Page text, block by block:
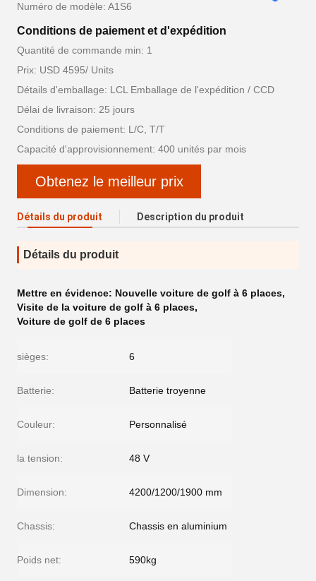
Numéro de modèle: A1S6
Conditions de paiement et d'expédition
Quantité de commande min: 1
Prix: USD 4595/ Units
Détails d'emballage: LCL Emballage de l'expédition / CCD
Délai de livraison: 25 jours
Conditions de paiement: L/C, T/T
Capacité d'approvisionnement: 400 unités par mois
Obtenez le meilleur prix
Détails du produit Description du produit
Détails du produit
Mettre en évidence: Nouvelle voiture de golf à 6 places,
Visite de la voiture de golf à 6 places,
Voiture de golf de 6 places
sièges: 6
Batterie: Batterie troyenne
Couleur: Personnalisé
la tension: 48 V
Dimension: 4200/1200/1900 mm
Chassis: Chassis en aluminium
Poids net: 590kg